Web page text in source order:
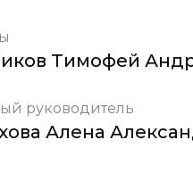
Тимофей
руководитель
Алена